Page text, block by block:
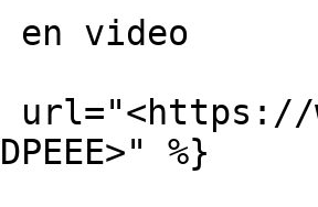
en video
url="<https://